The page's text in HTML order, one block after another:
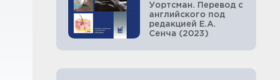
Уортсман. Перевод с
английского под
редакцией Е.А.
Сенча (2023)